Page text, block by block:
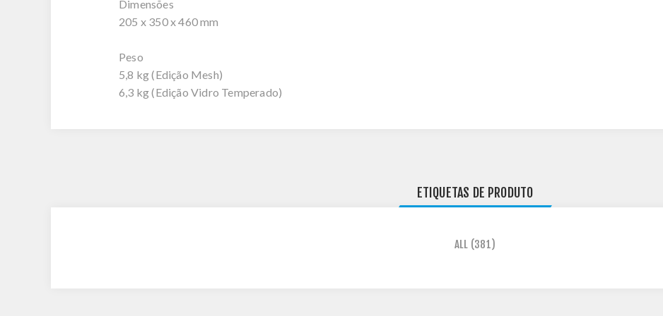
Dimensões
205 x 350 x 460 mm
Peso
5,8 kg (Edição Mesh)
6,3 kg (Edição Vidro Temperado)
ETIQUETAS DE PRODUTO
ALL (381)